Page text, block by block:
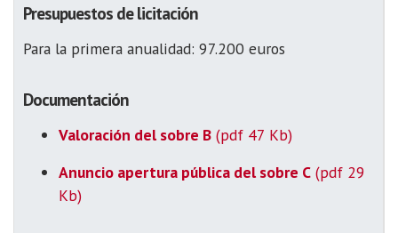
Presupuestos de licitación
Para la primera anualidad: 97.200 euros
Documentación
Valoración del sobre B (pdf 47 Kb)
Anuncio apertura pública del sobre C (pdf 29
Kb)